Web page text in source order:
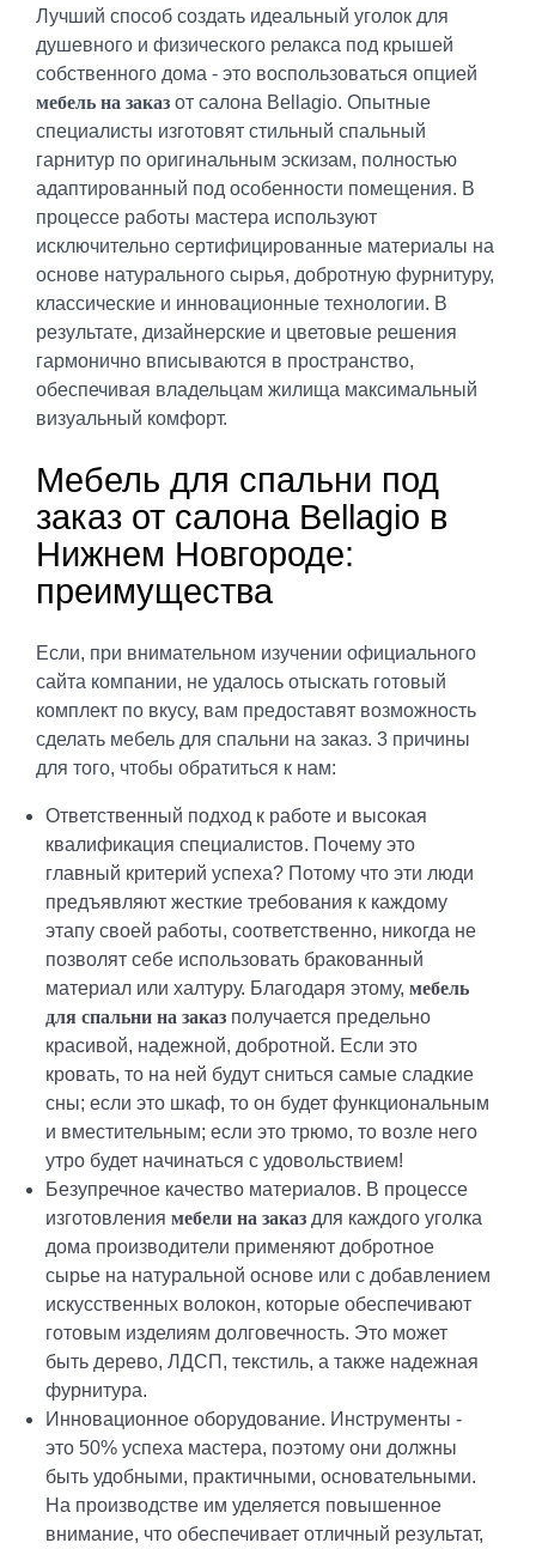
Лучший способ создать идеальный уголок для
душевного и физического релакса под крышей
собственного дома - это воспользоваться опцией
мебель на заказ от салона Bellagio. Опытные
специалисты изготовят стильный спальный
гарнитур по оригинальным эскизам, полностью
адаптированный под особенности помещения. В
процессе работы мастера используют
исключительно сертифицированные материалы на
основе натурального сырья, добротную фурнитуру,
классические и инновационные технологии. В
результате, дизайнерские и цветовые решения
гармонично вписываются в пространство,
обеспечивая владельцам жилища максимальный
визуальный комфорт.
Мебель для спальни под
заказ от салона Bellagio в
Нижнем Новгороде:
преимущества
Если, при внимательном изучении официального
сайта компании, не удалось отыскать готовый
комплект по вкусу, вам предоставят возможность
сделать мебель для спальни на заказ. 3 причины
для того, чтобы обратиться к нам:
Ответственный подход к работе и высокая
квалификация специалистов. Почему это
главный критерий успеха? Потому что эти люди
предъявляют жесткие требования к каждому
этапу своей работы, соответственно, никогда не
позволят себе использовать бракованный
материал или халтуру. Благодаря этому, мебель
для спальни на заказполучается предельно
красивой, надежной, добротной. Если это
кровать, то на ней будут сниться самые сладкие
сны; если это шкаф, то он будет функциональным
и вместительным; если это трюмо, то возле него
утро будет начинаться с удовольствием!
Безупречное качество материалов. В процессе
изготовления мебели на заказдля каждого уголка
дома производители применяют добротное
сырье на натуральной основе или с добавлением
искусственных волокон, которые обеспечивают
готовым изделиям долговечность. Это может
быть дерево, ЛДСП, текстиль, а также надежная
фурнитура.
Инновационное оборудование. Инструменты -
это 50% успеха мастера, поэтому они должны
быть удобными, практичными, основательными.
На производстве им уделяется повышенное
внимание, что обеспечивает отличный результат,